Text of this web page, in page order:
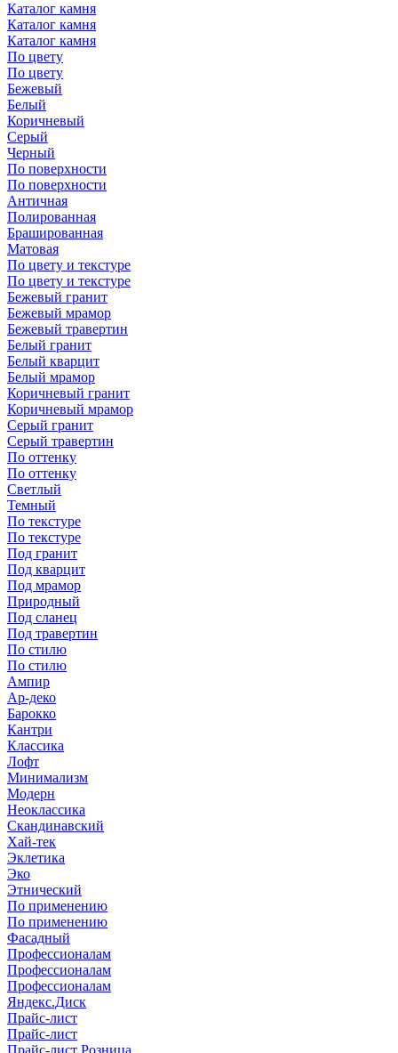
Каталог камня
Каталог камня
Каталог камня
По цвету
По цвету
Бежевый
Белый
Коричневый
Серый
Черный
По поверхности
По поверхности
Античная
Полированная
Брашированная
Матовая
По цвету и текстуре
По цвету и текстуре
Бежевый гранит
Бежевый мрамор
Бежевый травертин
Белый гранит
Белый кварцит
Белый мрамор
Коричневый гранит
Коричневый мрамор
Серый гранит
Серый травертин
По оттенку
По оттенку
Светлый
Темный
По текстуре
По текстуре
Под гранит
Под кварцит
Под мрамор
Природный
Под сланец
Под травертин
По стилю
По стилю
Ампир
Ар-деко
Барокко
Кантри
Классика
Лофт
Минимализм
Модерн
Неоклассика
Скандинавский
Хай-тек
Эклетика
Эко
Этнический
По применению
По применению
Фасадный
Профессионалам
Профессионалам
Профессионалам
Яндекс.Диск
Прайс-лист
Прайс-лист
Прайс-лист Розница